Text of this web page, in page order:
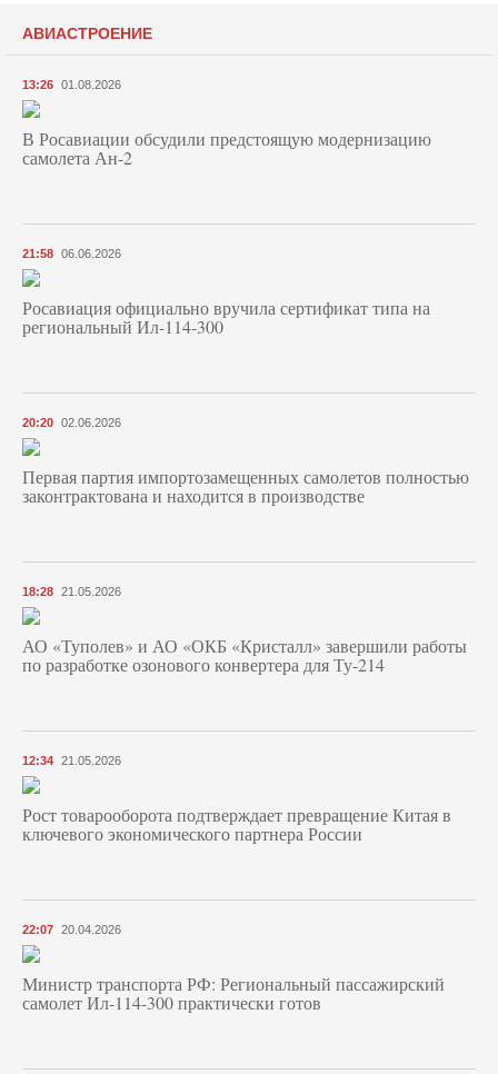
АВИАСТРОЕНИЕ
13:26 01.08.2026
В Росавиации обсудили предстоящую модернизацию
самолета Ан-2
21:58 06.06.2026
Росавиация официально вручила сертификат типа на
региональный Ил-114-300
20:20 02.06.2026
Первая партия импортозамещенных самолетов полностью
законтрактована и находится в производстве
18:28 21.05.2026
АО «Туполев» и АО «ОКБ «Кристалл» завершили работы
по разработке озонового конвертера для Ту-214
12:34 21.05.2026
Рост товарооборота подтверждает превращение Китая в
ключевого экономического партнера России
22:07 20.04.2026
Министр транспорта РФ: Региональный пассажирский
самолет Ил-114-300 практически готов